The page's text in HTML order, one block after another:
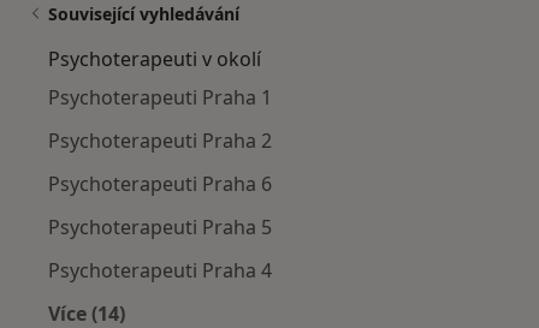
Související vyhledávání
Psychoterapeuti v okolí
Psychoterapeuti Praha 1
Psychoterapeuti Praha 2
Psychoterapeuti Praha 6
Psychoterapeuti Praha 5
Psychoterapeuti Praha 4
Více (14)